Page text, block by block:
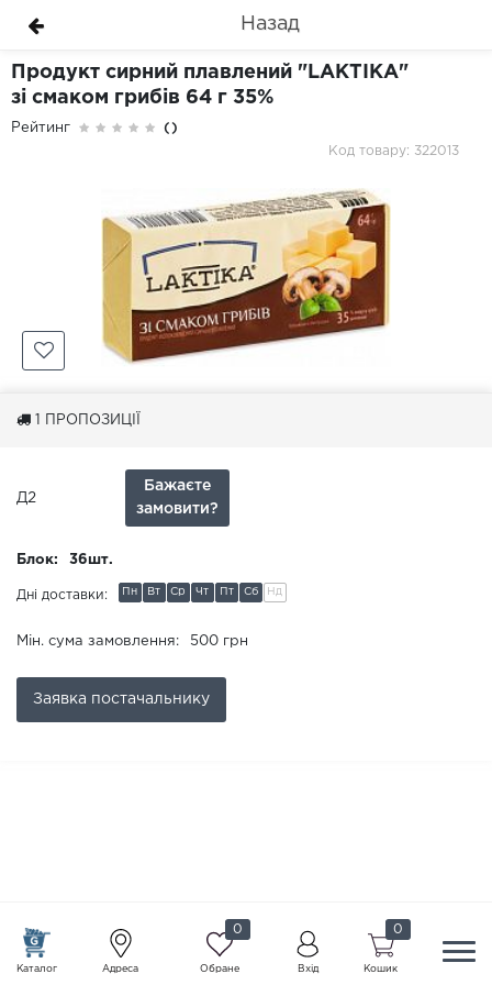
Каталог Адреса
0
Обране Вхід
0
Кошик
Назад
Продукт сирний плавлений "LAKTIKA"
зі смаком грибів 64 г 35%
Рейтинг
()
Код товару: 322013
ПРОПОЗИЦІЇ
Д2
Бажаєте
замовити?
Заявка постачальнику
Блок: 36шт.
Дні доставки: Пн Вт Ср Чт Пт Сб Нд
Мін. сума замовлення: 500 грн